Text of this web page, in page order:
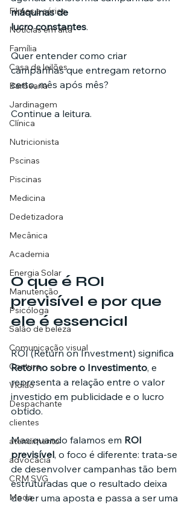
Filmes e séries
Noticias em alta
Família
Casa de leilões
Barbearia
Jardinagem
Clínica
Nutricionista
Pscinas
Piscinas
Medicina
Dedetizadora
Mecânica
Academia
Energia Solar
Manutenção
Psicóloga
Salão de beleza
Comunicação visual
Costura
Violão
Despachante
clientes
atendimento
advocacia
CRM SVG
Moda
máquinas de
lucro constantes.
Quer entender como criar
campanhas que entregam retorno
certo, mês após mês?
Continue a leitura.
O que é ROI
previsível e por que
ele é essencial
ROI (Return on Investment) significa
Retorno sobre o Investimento, e
representa a relação entre o valor
investido em publicidade e o lucro
obtido.
Mas quando falamos em ROI
previsível, o foco é diferente: trata-se
de desenvolver campanhas tão bem
estruturadas que o resultado deixa
de ser uma aposta e passa a ser uma